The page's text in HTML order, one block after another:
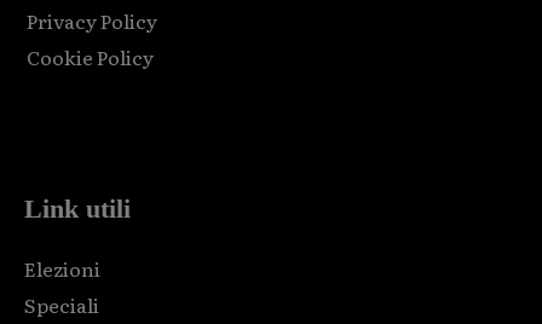
Privacy Policy
Cookie Policy
Link utili
Elezioni
Speciali